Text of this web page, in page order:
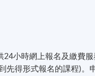
24小時網上報名及繳費
先得形式報名的課程)。